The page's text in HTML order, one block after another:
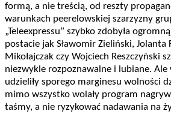
formą, a nie treścią, od reszty
warunkach peerelowskiej szarzyzny
„Teleexpressu” szybko zdobyła
postacie jak Sławomir Zieliński, Jolanta
Mikołajczak czy Wojciech Reszczyński
niezwykle rozpoznawalne i lubiane. Ale
udzieliły sporego marginesu wolności
mimo wszystko wolały program
taśmy, a nie ryzykować nadawania na